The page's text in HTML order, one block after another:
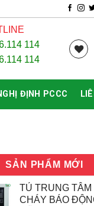
114
114
ĐỊNH PCCC
SẢN PHẨM MỚI
TỦ TRUNG TÂM
CHÁY BÁO